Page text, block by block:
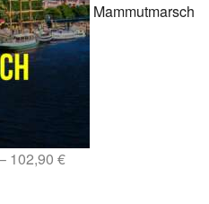
Mammutmarsch
102,90 €